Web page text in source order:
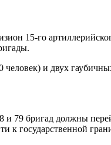
15-го
человек) и двух
и 79 бригад должны